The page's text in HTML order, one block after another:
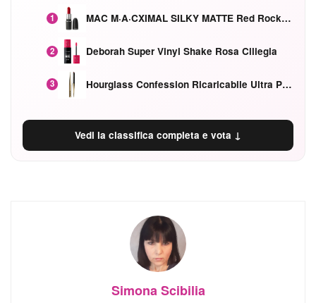
1 MAC M·A·CXIMAL SILKY MATTE Red Rock mat
2 Deborah Super Vinyl Shake Rosa Ciliegia
3 Hourglass Confession Ricaricabile Ultra Preciso Ad Alta Intensità Secretly Classic Red
Vedi la classifica completa e vota ↓
Simona Scibilia